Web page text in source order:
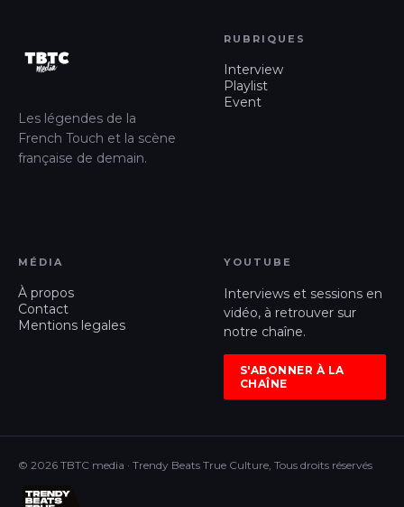
Les légendes de la
French Touch et la scène
française de demain.
RUBRIQUES
Interview
Playlist
Event
MÉDIA
À propos
Contact
Mentions legales
YOUTUBE
Interviews et sessions en
vidéo, à retrouver sur
notre chaîne.
S'ABONNER À LA
CHAÎNE
© 2026 TBTC media · Trendy Beats True Culture, Tous droits réservés